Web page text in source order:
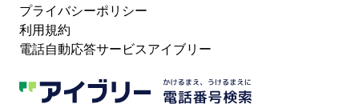
プライバシーポリシー
利用規約
電話自動応答サービスアイブリー